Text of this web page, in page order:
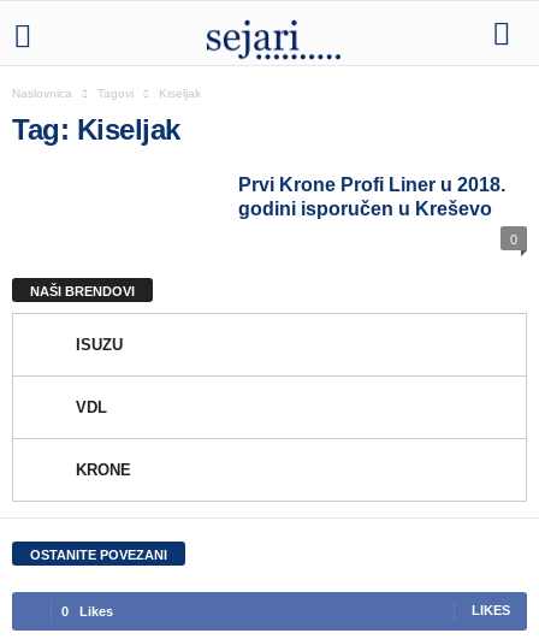
Naslovnica Tagovi Kiseljak
Tag: Kiseljak
Prvi Krone Profi Liner u 2018.
godini isporučen u Kreševo
0
NAŠI BRENDOVI
OSTANITE POVEZANI
0 Likes LIKES